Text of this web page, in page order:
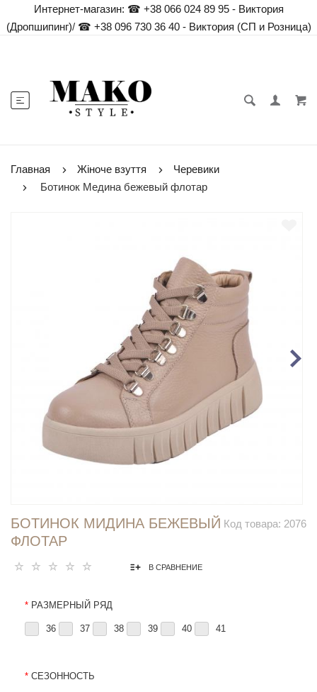
Интернет-магазин: ☎ +38 066 024 89 95 - Виктория
(Дропшипинг)/☎ +38 096 730 36 40 - Виктория (СП и Розница)
Главная Жіноче взуття
Черевики
Ботинок Медина бежевый флотар
Код товара: 2076
БОТИНОК МИДИНА БЕЖЕВЫЙ
ФЛОТАР
В СРАВНЕНИЕ
* РАЗМЕРНЫЙ РЯД
36 37 38 39 40 41
* СЕЗОННОСТЬ